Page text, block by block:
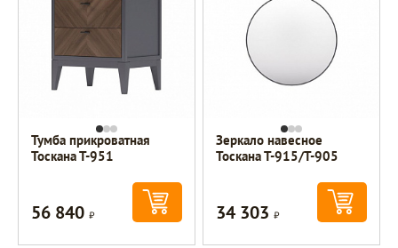
Тумба прикроватная
Тоскана Т-951
56 840Р
Зеркало навесное
Тоскана Т-915/Т-905
34 303Р